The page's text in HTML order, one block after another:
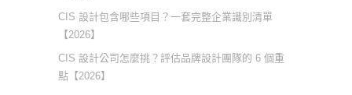
CIS 設計包含哪些項目？一套完整企業識別清單
【2026】
CIS 設計公司怎麼挑？評估品牌設計團隊的 6 個重
點【2026】